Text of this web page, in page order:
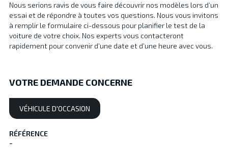
Private/Professional lease
Financements
Reprise
Jobs
Actualités
Nous serions ravis de vous faire découvrir nos modèles lors d’un
essai et de répondre à toutes vos questions. Nous vous invitons
à remplir le formulaire ci-dessous pour planifier le test de la
voiture de votre choix. Nos experts vous contacteront
rapidement pour convenir d’une date et d’une heure avec vous.
VOTRE DEMANDE CONCERNE
VÉHICULE D'OCCASION
RÉFÉRENCE
-